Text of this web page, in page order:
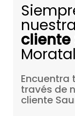
nuestra
cliente
Encuentra
través de
cliente